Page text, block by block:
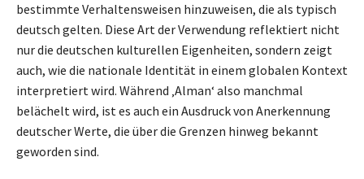
bestimmte Verhaltensweisen hinzuweisen, die als typisch
deutsch gelten. Diese Art der Verwendung reflektiert nicht
nur die deutschen kulturellen Eigenheiten, sondern zeigt
auch, wie die nationale Identität in einem globalen Kontext
interpretiert wird. Während ‚Alman‘ also manchmal
belächelt wird, ist es auch ein Ausdruck von Anerkennung
deutscher Werte, die über die Grenzen hinweg bekannt
geworden sind.